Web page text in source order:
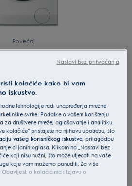
Povećaj
900 perilica
10 kg i 1400
Informacijski list proizvoda
upozorenja prema EU
kolačiće kako bi vam
iskustvo.
tehnologije radi unapređenja mrežne
svrhe. Podatke o vašem korištenju
za društvene mreže, oglašavanje i analitiku.
kolačiće” pristajete na njihovu upotrebu, što
vašeg korisničkog iskustva, prilagodbu
ciljanih oglasa. Klikom na „Nastavi bez
koji nisu nužni, što može utjecati na vaše
koje vam možemo ponuditi. Za više
Obavijest o kolačićima i Izjavu o
Nastavi bez prihvaćanja